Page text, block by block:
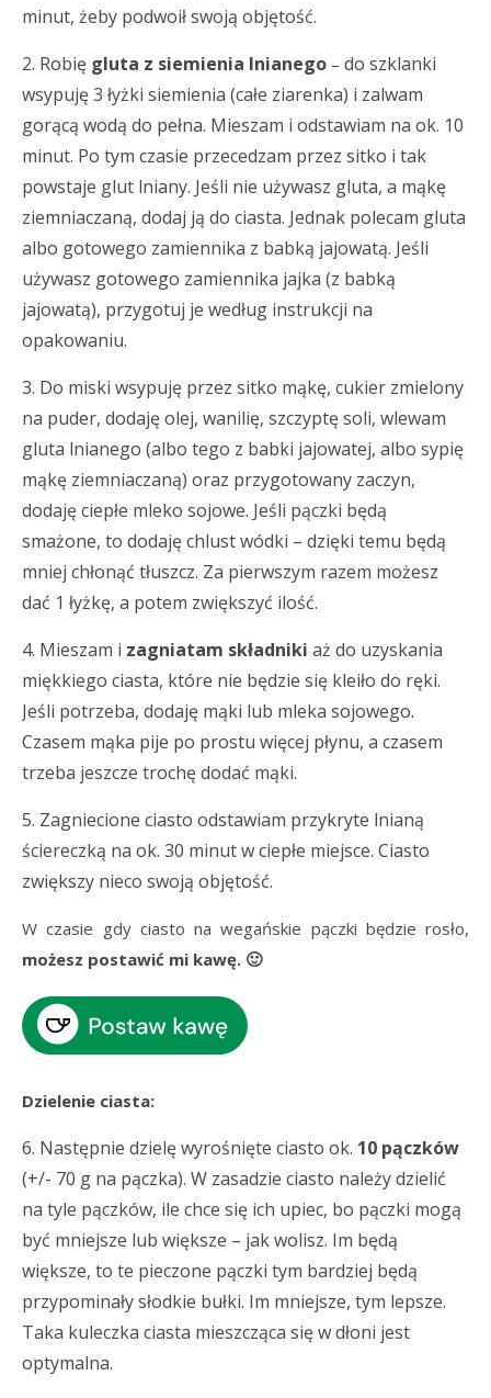
minut, żeby podwoił swoją objętość.
2. Robię gluta z siemienia lnianego – do szklanki
wsypuję 3 łyżki siemienia (całe ziarenka) i zalwam
gorącą wodą do pełna. Mieszam i odstawiam na ok. 10
minut. Po tym czasie przecedzam przez sitko i tak
powstaje glut lniany. Jeśli nie używasz gluta, a mąkę
ziemniaczaną, dodaj ją do ciasta. Jednak polecam gluta
albo gotowego zamiennika z babką jajowatą. Jeśli
używasz gotowego zamiennika jajka (z babką
jajowatą), przygotuj je według instrukcji na
opakowaniu.
3. Do miski wsypuję przez sitko mąkę, cukier zmielony
na puder, dodaję olej, wanilię, szczyptę soli, wlewam
gluta lnianego (albo tego z babki jajowatej, albo sypię
mąkę ziemniaczaną) oraz przygotowany zaczyn,
dodaję ciepłe mleko sojowe. Jeśli pączki będą
smażone, to dodaję chlust wódki – dzięki temu będą
mniej chłonąć tłuszcz. Za pierwszym razem możesz
dać 1 łyżkę, a potem zwiększyć ilość.
4. Mieszam i zagniatam składniki aż do uzyskania
miękkiego ciasta, które nie będzie się kleiło do ręki.
Jeśli potrzeba, dodaję mąki lub mleka sojowego.
Czasem mąka pije po prostu więcej płynu, a czasem
trzeba jeszcze trochę dodać mąki.
5. Zagniecione ciasto odstawiam przykryte lnianą
ściereczką na ok. 30 minut w ciepłe miejsce. Ciasto
zwiększy nieco swoją objętość.
W czasie gdy ciasto na wegańskie pączki będzie rosło,
możesz postawić mi kawę. 🙂
Dzielenie ciasta:
6. Następnie dzielę wyrośnięte ciasto ok. 10 pączków
(+/- 70 g na pączka). W zasadzie ciasto należy dzielić
na tyle pączków, ile chce się ich upiec, bo pączki mogą
być mniejsze lub większe – jak wolisz. Im będą
większe, to te pieczone pączki tym bardziej będą
przypominały słodkie bułki. Im mniejsze, tym lepsze.
Taka kuleczka ciasta mieszcząca się w dłoni jest
optymalna.